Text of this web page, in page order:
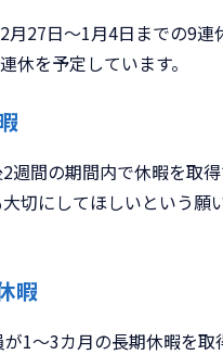
27日～1月4日までの9連
休を予定しています。
週間の期間内で休暇を取
切にしてほしいという願
暇
1～3カ月の長期休暇を取